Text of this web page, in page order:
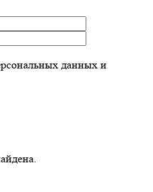
данных и